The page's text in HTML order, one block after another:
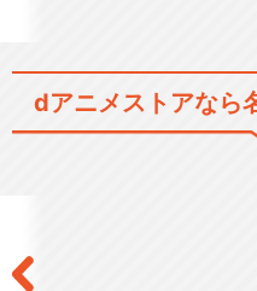
dアニメストアなら